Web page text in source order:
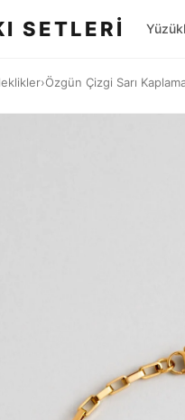
SETLERİ
›Özgün Çizgi Sarı